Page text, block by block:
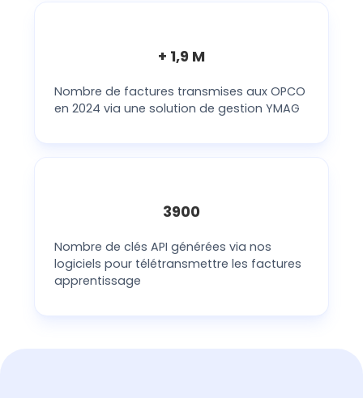
+ 1,9 M
Nombre de factures transmises aux OPCO
en 2024 via une solution de gestion YMAG
3900
Nombre de clés API générées via nos
logiciels pour télétransmettre les factures
apprentissage